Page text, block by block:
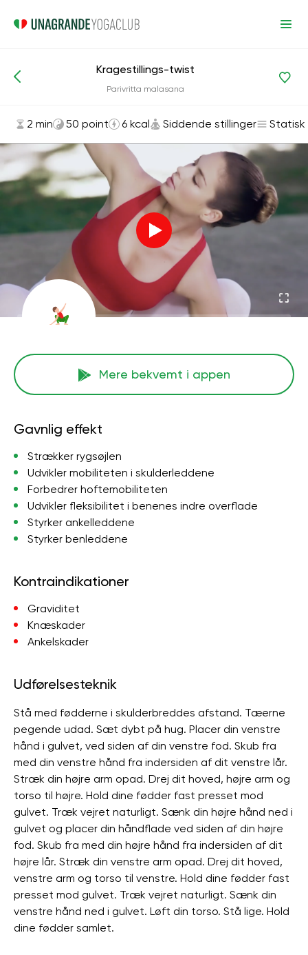
Asanas og øvelser Siddende stillinger
Kragestillings-twist
Parivritta malasana
2 min 50 point 6 kcal Siddende stillinger Statisk
Mere bekvemt i appen
Gavnlig effekt
Strækker rygsøjlen
Udvikler mobiliteten i skulderleddene
Forbedrer hoftemobiliteten
Udvikler fleksibilitet i benenes indre overflade
Styrker ankelleddene
Styrker benleddene
Kontraindikationer
Graviditet
Knæskader
Ankelskader
Udførelsesteknik
Stå med fødderne i skulderbreddes afstand. Tæerne
pegende udad. Sæt dybt på hug. Placer din venstre
hånd i gulvet, ved siden af ​​din venstre fod. Skub fra
med din venstre hånd fra indersiden af ​​dit venstre lår.
Stræk din højre arm opad. Drej dit hoved, højre arm og
torso til højre. Hold dine fødder fast presset mod
gulvet. Træk vejret naturligt. Sænk din højre hånd ned i
gulvet og placer din håndflade ved siden af ​​din højre
fod. Skub fra med din højre hånd fra indersiden af ​​dit
højre lår. Stræk din venstre arm opad. Drej dit hoved,
venstre arm og torso til venstre. Hold dine fødder fast
presset mod gulvet. Træk vejret naturligt. Sænk din
venstre hånd ned i gulvet. Løft din torso. Stå lige. Hold
dine fødder samlet.